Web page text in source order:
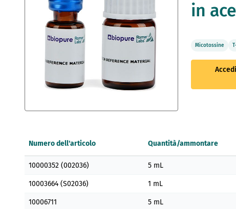
immagini
galleria
di
immagini
in
Micotossine
prodotti
raggruppati
Numero dell'articolo Quantità/ammontare
10000352 (002036) 5 mL
10003664 (S02036) 1 mL
10006711 5 mL